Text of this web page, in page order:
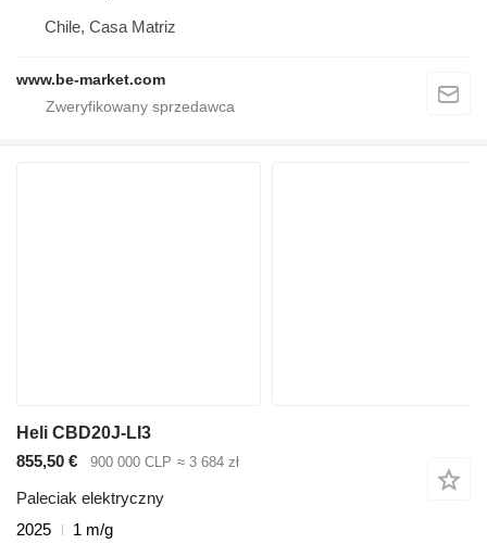
Chile, Casa Matriz
www.be-market.com
Heli CBD20J-LI3
855,50 €
900 000 CLP ≈ 3 684 zł
Paleciak elektryczny
2025
1 m/g